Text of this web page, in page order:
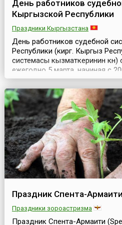
День работников
Кыргызской Республики
Праздники Кыргызстана
День работников судебной
Республики (кирг. Кыргыз
системасы кызматкеринин
ежегодно 5 марта, начиная с
профессиональный праздник
Постановлением
Республики № 387 от 26 мая
значимый вклад работников
развитие конституционных
Праздник Спента-Армаити
Праздники зороастризма
Праздник Спента-Армаити